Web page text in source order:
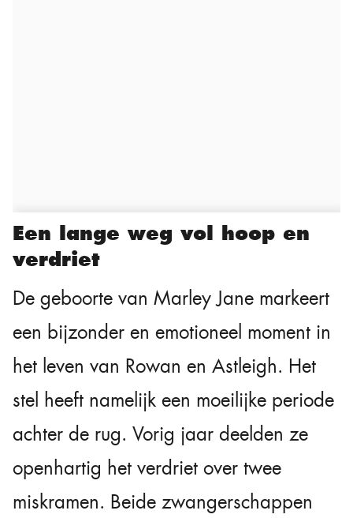
Een lange weg vol hoop en
verdriet
De geboorte van Marley Jane markeert
een bijzonder en emotioneel moment in
het leven van Rowan en Astleigh. Het
stel heeft namelijk een moeilijke periode
achter de rug. Vorig jaar deelden ze
openhartig het verdriet over twee
miskramen. Beide zwangerschappen